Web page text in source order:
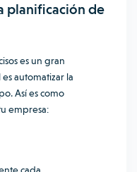
planificación de
es un gran
automatizar la
Así es como
empresa: